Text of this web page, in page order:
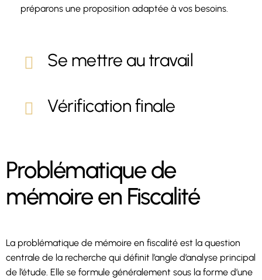
préparons une proposition adaptée à vos besoins.
Se mettre au travail
Vérification finale
Problématique de
mémoire en Fiscalité
La problématique de mémoire en fiscalité est la question
centrale de la recherche qui définit l’angle d’analyse principal
de l’étude. Elle se formule généralement sous la forme d’une